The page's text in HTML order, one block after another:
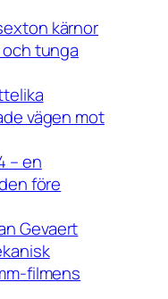
kärnor
tunga
vägen mot
– en
före
Gevaert
filmens